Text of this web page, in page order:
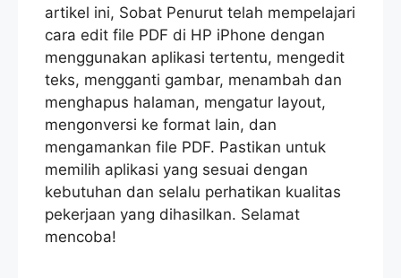
artikel ini, Sobat Penurut telah mempelajari
cara edit file PDF di HP iPhone dengan
menggunakan aplikasi tertentu, mengedit
teks, mengganti gambar, menambah dan
menghapus halaman, mengatur layout,
mengonversi ke format lain, dan
mengamankan file PDF. Pastikan untuk
memilih aplikasi yang sesuai dengan
kebutuhan dan selalu perhatikan kualitas
pekerjaan yang dihasilkan. Selamat
mencoba!